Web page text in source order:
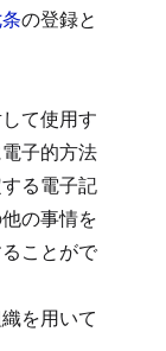
の登録と
て使用す
子的方法
る電子記
の事情を
ことがで
を用いて